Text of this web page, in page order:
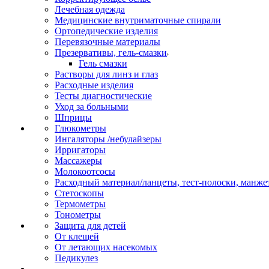
Лечебная одежда
Медицинские внутриматочные спирали
Ортопедические изделия
Перевязочные материалы
Презервативы, гель-смазки
Гель смазки
Растворы для линз и глаз
Расходные изделия
Тесты диагностические
Уход за больными
Шприцы
Глюкометры
Ингаляторы /небулайзеры
Ирригаторы
Массажеры
Молокоотсосы
Расходный материал/ланцеты, тест-полоски,
Стетоскопы
Термометры
Тонометры
Защита для детей
От клещей
От летающих насекомых
Педикулез